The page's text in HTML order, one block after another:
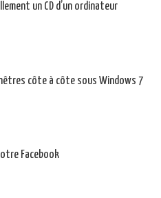
un CD d’un ordinateur
côte à côte sous Windows 7
Facebook